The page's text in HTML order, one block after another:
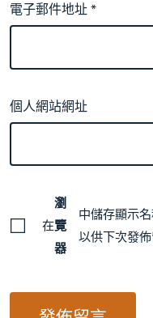
電子郵件地址*
個人網站網址
在
瀏
覽
器
中儲存顯示
以供下次發